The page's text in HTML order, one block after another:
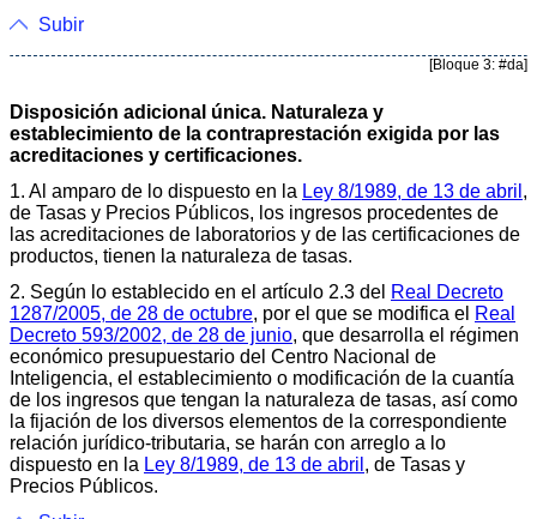
Subir
[Bloque 3: #da]
Disposición adicional única. Naturaleza y
establecimiento de la contraprestación exigida por las
acreditaciones y certificaciones.
1. Al amparo de lo dispuesto en la Ley 8/1989, de 13 de abril ,
de Tasas y Precios Públicos, los ingresos procedentes de
las acreditaciones de laboratorios y de las certificaciones de
productos, tienen la naturaleza de tasas.
2. Según lo establecido en el artículo 2.3 del Real Decreto
1287/2005, de 28 de octubre, por el que se modifica el Real
Decreto 593/2002, de 28 de junio, que desarrolla el régimen
económico presupuestario del Centro Nacional de
Inteligencia, el establecimiento o modificación de la cuantía
de los ingresos que tengan la naturaleza de tasas, así como
la fijación de los diversos elementos de la correspondiente
relación jurídico-tributaria, se harán con arreglo a lo
dispuesto en la Ley 8/1989, de 13 de abril , de Tasas y
Precios Públicos.